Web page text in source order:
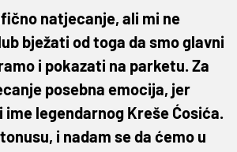
natjecanje, ali mi ne
bježati od toga da smo glavni
i pokazati na parketu. Za
posebna emocija, jer
legendarnog Kreše Ćosića.
i nadam se da ćemo u